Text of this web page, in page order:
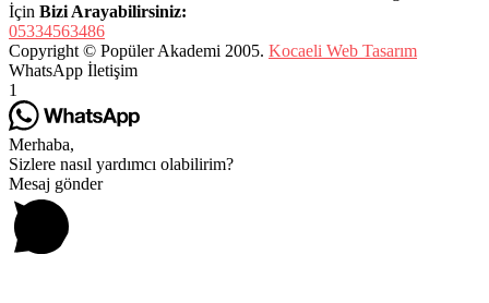
İçin Bizi Arayabilirsiniz:
05334563486
Copyright © Popüler Akademi 2005. Kocaeli Web Tasarım
WhatsApp İletişim
1
Merhaba,
Sizlere nasıl yardımcı olabilirim?
Mesaj gönder